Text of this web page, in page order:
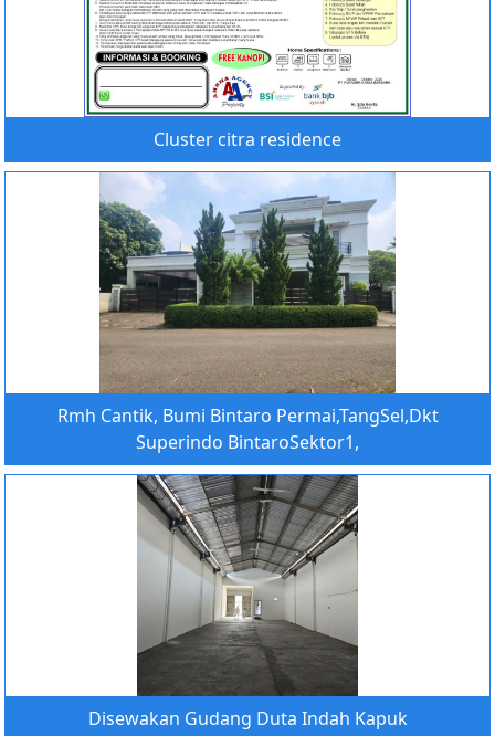
Cluster citra residence
Rmh Cantik, Bumi Bintaro Permai,TangSel,Dkt
Superindo BintaroSektor1,
Disewakan Gudang Duta Indah Kapuk